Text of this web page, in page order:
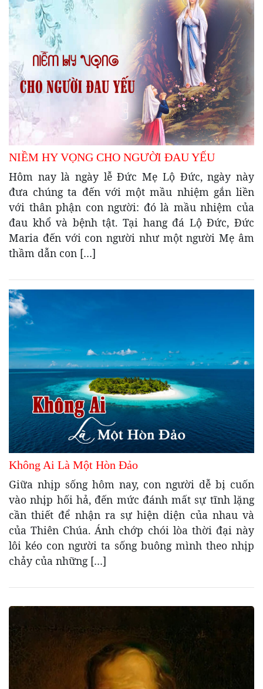
NIỀM HY VỌNG CHO NGƯỜI ĐAU YẾU
Hôm nay là ngày lễ Đức Mẹ Lộ Đức, ngày này
đưa chúng ta đến với một mầu nhiệm gắn liền
với thân phận con người: đó là mầu nhiệm của
đau khổ và bệnh tật. Tại hang đá Lộ Đức, Đức
Maria đến với con người như một người Mẹ âm
thầm dẫn con […]
Không Ai Là Một Hòn Đảo
Giữa nhịp sống hôm nay, con người dễ bị cuốn
vào nhịp hối hả, đến mức đánh mất sự tĩnh lặng
cần thiết để nhận ra sự hiện diện của nhau và
của Thiên Chúa. Ánh chớp chói lòa thời đại này
lôi kéo con người ta sống buông mình theo nhịp
chảy của những […]